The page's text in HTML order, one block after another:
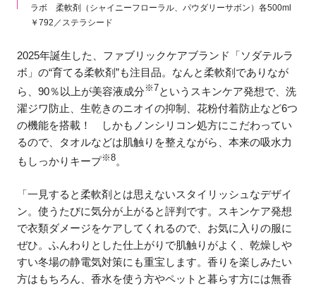
ラボ 柔軟剤（シャイニーフローラル、パウダリーサボン）各500ml
￥792／ステラシード
2025年誕生した、ファブリックケアブランド「ソダテルラ
ボ」の“育てる柔軟剤”も注目品。なんと柔軟剤でありなが
ら、90％以上が美容液成分※7というスキンケア発想で、洗
濯ジワ防止、生乾きのニオイの抑制、花粉付着防止など6つ
の機能を搭載！ しかもノンシリコン処方にこだわってい
るので、タオルなどは肌触りを整えながら、本来の吸水力
もしっかりキープ※8。
「一見すると柔軟剤とは思えないスタイリッシュなデザイ
ン。使うたびに気分が上がると評判です。スキンケア発想
で衣類ダメージをケアしてくれるので、お気に入りの服に
ぜひ。ふんわりとした仕上がりで肌触りがよく、乾燥しや
すい冬場の静電気対策にも重宝します。香りを楽しみたい
方はもちろん、香水を使う方やペットと暮らす方には無香